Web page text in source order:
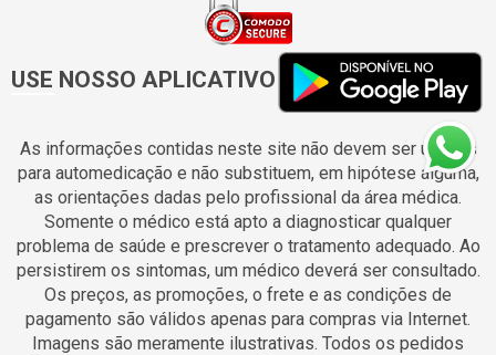
USE NOSSO APLICATIVO
As informações contidas neste site não devem ser usadas
para automedicação e não substituem, em hipótese alguma,
as orientações dadas pelo profissional da área médica.
Somente o médico está apto a diagnosticar qualquer
problema de saúde e prescrever o tratamento adequado. Ao
persistirem os sintomas, um médico deverá ser consultado.
Os preços, as promoções, o frete e as condições de
pagamento são válidos apenas para compras via Internet.
Imagens são meramente ilustrativas. Todos os pedidos